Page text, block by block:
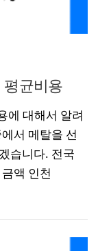
균비용
에 대해서 알려
서 메탈을 선
습니다. 전국
액 인천